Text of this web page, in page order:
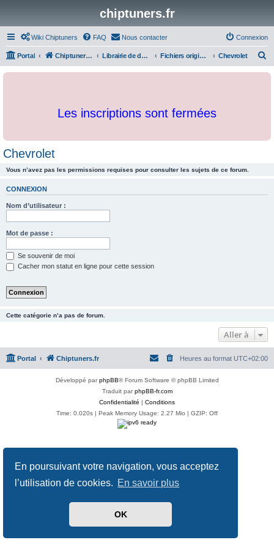
En poursuivant votre navigation, vous acceptez
l’utilisation de cookies. En savoir plus
OK
chiptuners.fr
Wiki Chiptuners FAQ Nous contacter Connexion
Portal Chiptuners.fr Librairie de documents et originaux Fichiers originaux Chevrolet
c
Les inscriptions sont fermées
Chevrolet
Vous n’avez pas les permissions requises pour consulter les sujets de ce forum.
CONNEXION
Nom d’utilisateur :
Mot de passe :
Se souvenir de moi
Cacher mon statut en ligne pour cette session
Cette catégorie n’a pas de forum.
Aller à
Portal Chiptuners.fr Heures au format UTC+02:00
Développé parphpBB® Forum Software © phpBB Limited
Traduit parphpBB-fr.com
Confidentialité | Conditions
Time: 0.020s | Peak Memory Usage: 2.27 Mio | GZIP: Off